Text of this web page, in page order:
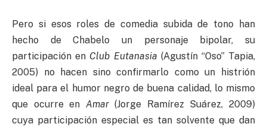
Pero si esos roles de comedia subida de tono han
hecho de Chabelo un personaje bipolar, su
participación en Club Eutanasia (Agustín “Oso” Tapia,
2005) no hacen sino confirmarlo como un histrión
ideal para el humor negro de buena calidad, lo mismo
que ocurre en Amar(Jorge Ramírez Suárez, 2009)
cuya participación especial es tan solvente que dan